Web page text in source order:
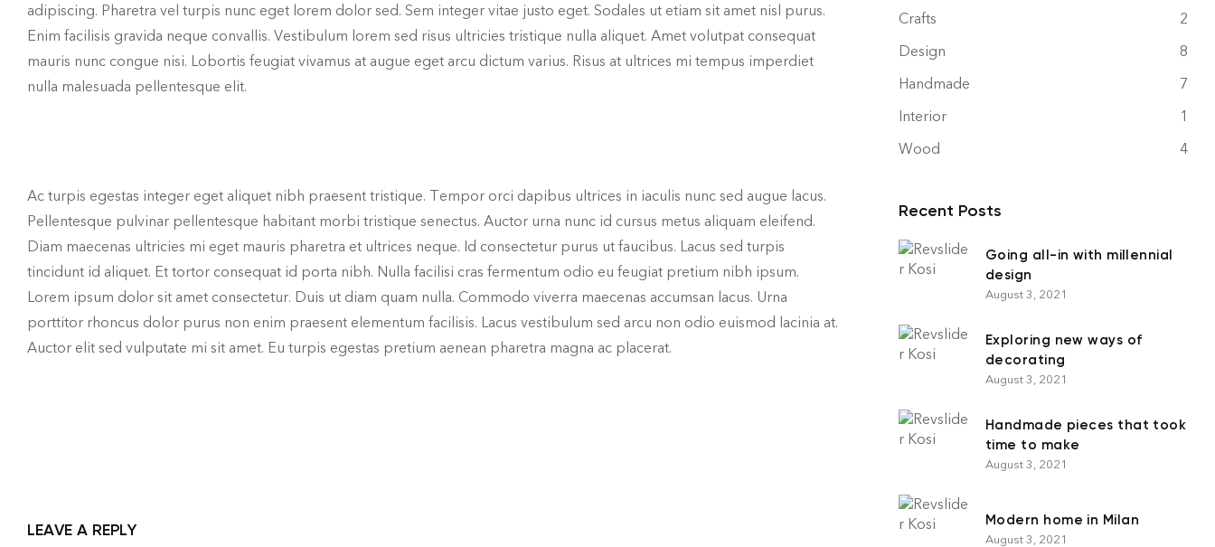
adipiscing. Pharetra vel turpis nunc eget lorem dolor sed. Sem integer vitae justo eget. Sodales ut etiam sit amet nisl purus.
Enim facilisis gravida neque convallis. Vestibulum lorem sed risus ultricies tristique nulla aliquet. Amet volutpat consequat
mauris nunc congue nisi. Lobortis feugiat vivamus at augue eget arcu dictum varius. Risus at ultrices mi tempus imperdiet
nulla malesuada pellentesque elit.
Ac turpis egestas integer eget aliquet nibh praesent tristique. Tempor orci dapibus ultrices in iaculis nunc sed augue lacus.
Pellentesque pulvinar pellentesque habitant morbi tristique senectus. Auctor urna nunc id cursus metus aliquam eleifend.
Diam maecenas ultricies mi eget mauris pharetra et ultrices neque. Id consectetur purus ut faucibus. Lacus sed turpis
tincidunt id aliquet. Et tortor consequat id porta nibh. Nulla facilisi cras fermentum odio eu feugiat pretium nibh ipsum.
Lorem ipsum dolor sit amet consectetur. Duis ut diam quam nulla. Commodo viverra maecenas accumsan lacus. Urna
porttitor rhoncus dolor purus non enim praesent elementum facilisis. Lacus vestibulum sed arcu non odio euismod lacinia at.
Auctor elit sed vulputate mi sit amet. Eu turpis egestas pretium aenean pharetra magna ac placerat.
LEAVE A REPLY
Crafts
2
Design
8
Handmade
7
Interior
1
Wood
4
Recent Posts
Going all-in with millennial
design
August 3, 2021
Exploring new ways of
decorating
August 3, 2021
Handmade pieces that took
time to make
August 3, 2021
Modern home in Milan
August 3, 2021